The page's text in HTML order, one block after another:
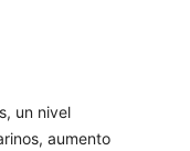
un nivel
aumento